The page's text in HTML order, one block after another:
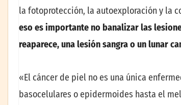
la fotoprotección, la autoexploración y la
eso es importante no banalizar las
reaparece, una lesión sangra o un lunar
«El cáncer de piel no es una única
basocelulares o epidermoides hasta el